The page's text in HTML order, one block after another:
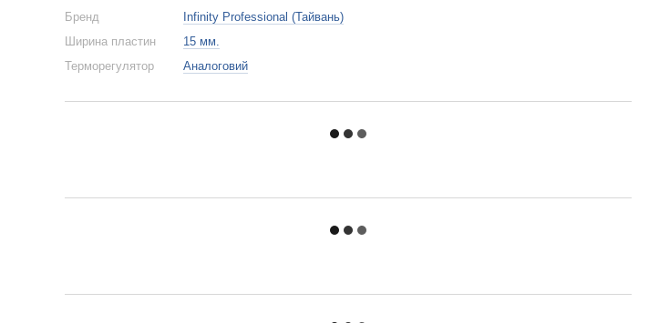
Бренд
Infinity Professional (Тайвань)
Ширина пластин
15 мм.
Терморегулятор
Аналоговий